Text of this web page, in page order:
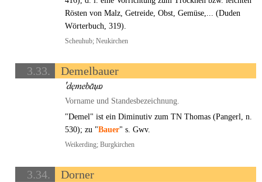
Rösten von Malz, Getreide, Obst, Gemüse,... (Duden
Wörterbuch, 319).
Scheuhub; Neukirchen
3.33. Demelbauer
Vorname und Standesbezeichnung.
"Demel" ist ein Diminutiv zum TN Thomas (Pangerl, n.
530); zu "Bauer" s. Gwv.
Weikerding; Burgkirchen
3.34. Dorner